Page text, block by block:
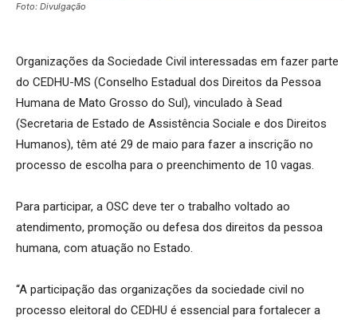
Foto: Divulgação
Organizações da Sociedade Civil interessadas em fazer parte
do CEDHU-MS (Conselho Estadual dos Direitos da Pessoa
Humana de Mato Grosso do Sul), vinculado à Sead
(Secretaria de Estado de Assistência Sociale e dos Direitos
Humanos), têm até 29 de maio para fazer a inscrição no
processo de escolha para o preenchimento de 10 vagas.
Para participar, a OSC deve ter o trabalho voltado ao
atendimento, promoção ou defesa dos direitos da pessoa
humana, com atuação no Estado.
“A participação das organizações da sociedade civil no
processo eleitoral do CEDHU é essencial para fortalecer a